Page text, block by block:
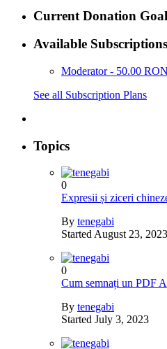
Current Donation
Available Subscriptions
Moderator - 50.00
See all Subscription Plans
Topics
0
Expresii și ziceri
By tenegabi
StartedAugust 23, 2023
0
Cum semnați un PDF
By tenegabi
Started July 3, 2023